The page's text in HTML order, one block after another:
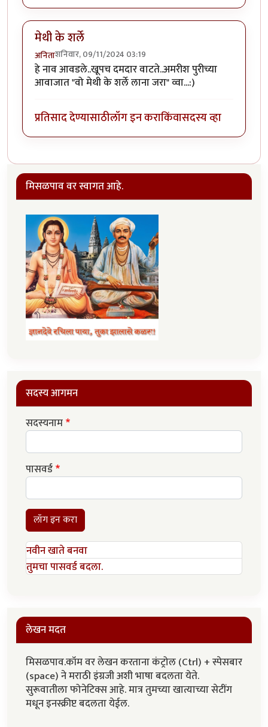
मेथी के शर्ले
अनिताशनिवार, 09/11/2024 03:19
हे नाव आवडले..खूपच दमदार वाटते..अमरीश पुरीच्या
आवाजात "वो मेथी के शर्ले लाना जरा" व्वा...:)
प्रतिसाद देण्यासाठीलॉग इन कराकिंवासदस्य व्हा
मिसळपाव वर स्वागत आहे.
सदस्य आगमन
सदस्यनाम
पासवर्ड
लॉग इन करा
नवीन खाते बनवा
तुमचा पासवर्ड बदला.
लेखन मदत
मिसळपाव.कॉम वर लेखन करताना कंट्रोल (Ctrl) + स्पेसबार
(space) ने मराठी इंग्रजी अशी भाषा बदलता येते.
सुरूवातीला फोनेटिक्स आहे. मात्र तुमच्या खात्याच्या सेटींग
मधून इनस्क्रीप्ट बदलता येईल.